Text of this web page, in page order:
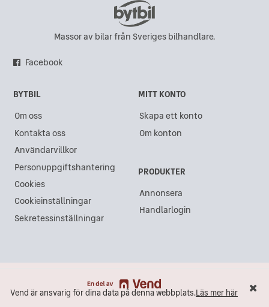
Vend är ansvarig för dina data på denna webbplats.Läs mer här
Saab i Karlskrona
Saab i Göteborg
Saab i Akalla
Saab i Västra Frölunda
Saab i Kristianstad
Saab i Ängelholm
Saab i Åkersberga
Saab i Arlandastad
Massor av bilar från Sveriges bilhandlare.
Facebook
BYTBIL
Om oss
Kontakta oss
Användarvillkor
Personuppgiftshantering
Cookies
Cookieinställningar
Sekretessinställningar
MITT KONTO
Skapa ett konto
Om konton
PRODUKTER
Annonsera
Handlarlogin
Vend är ansvarig för dina data på denna webbplats.Läs mer här